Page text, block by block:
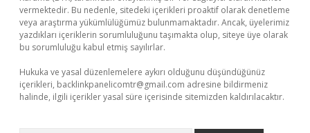
vermektedir. Bu nedenle, sitedeki içerikleri proaktif olarak denetleme
veya araştırma yükümlülüğümüz bulunmamaktadır. Ancak, üyelerimiz
yazdıkları içeriklerin sorumluluğunu taşımakta olup, siteye üye olarak
bu sorumluluğu kabul etmiş sayılırlar.
Hukuka ve yasal düzenlemelere aykırı olduğunu düşündüğünüz
içerikleri, backlinkpanelicomtr@gmail.com adresine bildirmeniz
halinde, ilgili içerikler yasal süre içerisinde sitemizden kaldırılacaktır.